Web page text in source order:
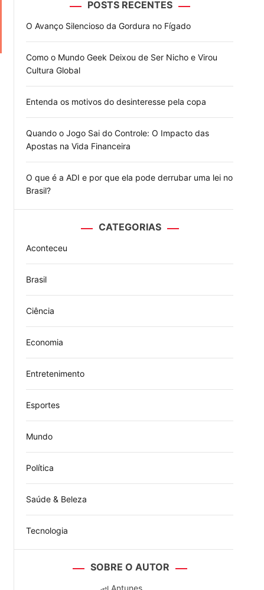
o
e
POSTS RECENTES
O Avanço Silencioso da Gordura no Fígado
Como o Mundo Geek Deixou de Ser Nicho e Virou
Cultura Global
Entenda os motivos do desinteresse pela copa
Quando o Jogo Sai do Controle: O Impacto das
Apostas na Vida Financeira
O que é a ADI e por que ela pode derrubar uma lei no
Brasil?
CATEGORIAS
Aconteceu
Brasil
Ciência
Economia
Entretenimento
Esportes
Mundo
Política
Saúde & Beleza
Tecnologia
SOBRE O AUTOR